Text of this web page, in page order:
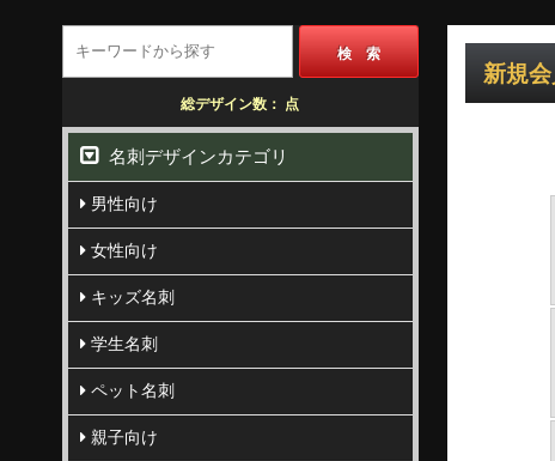
新規
検 索
総デザイン数： 点
名刺デザインカテゴリ
男性向け
女性向け
キッズ名刺
学生名刺
ペット名刺
親子向け